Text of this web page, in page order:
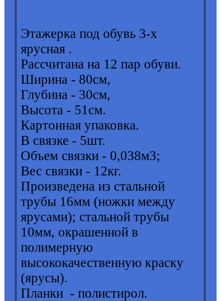
Этажерка под обувь 3-х
ярусная .
Рассчитана на 12 пар обуви.
Ширина - 80см,
Глубина - 30см,
Высота - 51см.
Картонная упаковка.
В связке - 5шт.
Объем связки - 0,038м3;
Вес связки - 12кг.
Произведена из стальной
трубы 16мм (ножки между
ярусами); стальной трубы
10мм, окрашенной в
полимерную
высококачественную краску
(ярусы).
Планки - полистирол.